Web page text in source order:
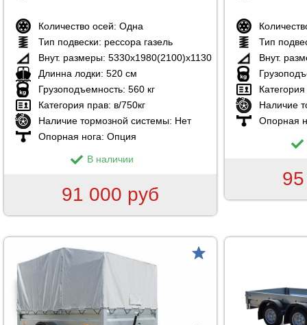
Количество осей: Одна
Тип подвески: рессора газель
Внут. размеры: 5330х1980(2100)х1130
Длинна лодки: 520 см
Грузоподъемность: 560 кг
Категория прав: в/750кг
Наличие тормозной системы: Нет
Опорная нога: Опция
В наличии
91 000 руб
Тип
Внут.
Наличие
Опорная